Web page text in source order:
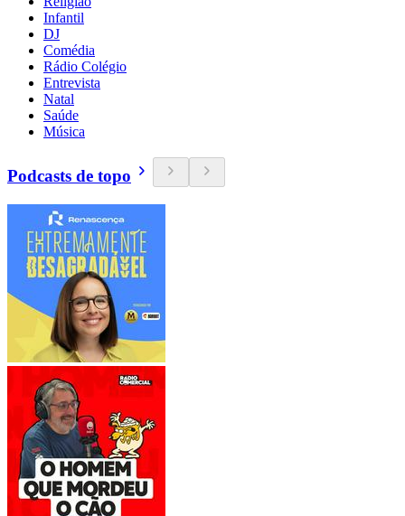
Infantil
DJ
Comédia
Rádio Colégio
Entrevista
Natal
Saúde
Música
Podcasts de topo